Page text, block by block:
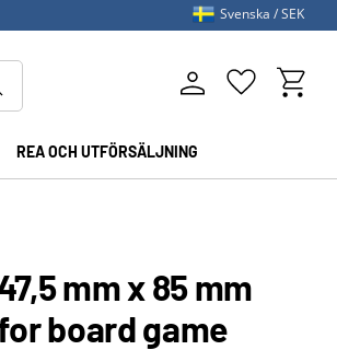
REA OCH UTFÖRSÄLJNING
Favoriter
Svenska SEK
mm x 85 mm
board game